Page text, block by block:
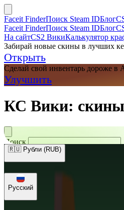
Faceit FinderПоиск Steam IDБлог
Faceit FinderПоиск Steam IDБлог
На сайтCS2 ВикиКалькулятор
Забирай новые скины в лучших
Открыть
Сделай свой инвентарь дороже в
Улучшить
КС Вики:
Поиск
🇷🇺 Рубли (RUB)
Русский